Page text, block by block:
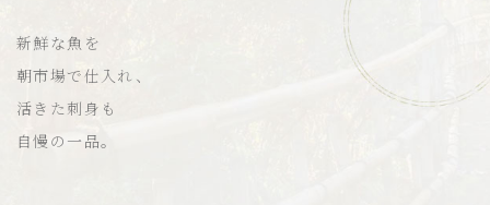
新鮮な魚を
朝市場で仕入れ、
活きた刺身も
自慢の一品。